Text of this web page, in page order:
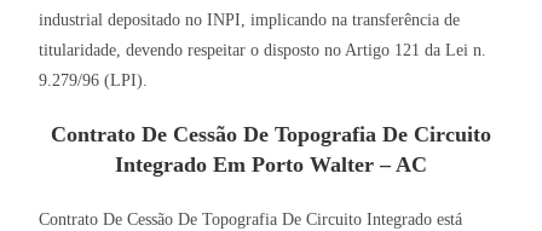
industrial depositado no INPI, implicando na transferência de
titularidade, devendo respeitar o disposto no Artigo 121 da Lei n.
9.279/96 (LPI).
Contrato De Cessão De Topografia De Circuito
Integrado Em Porto Walter – AC
Contrato De Cessão De Topografia De Circuito Integrado está